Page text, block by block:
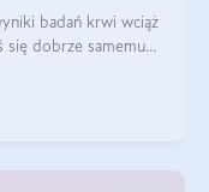
badań krwi wciąż
się dobrze samemu